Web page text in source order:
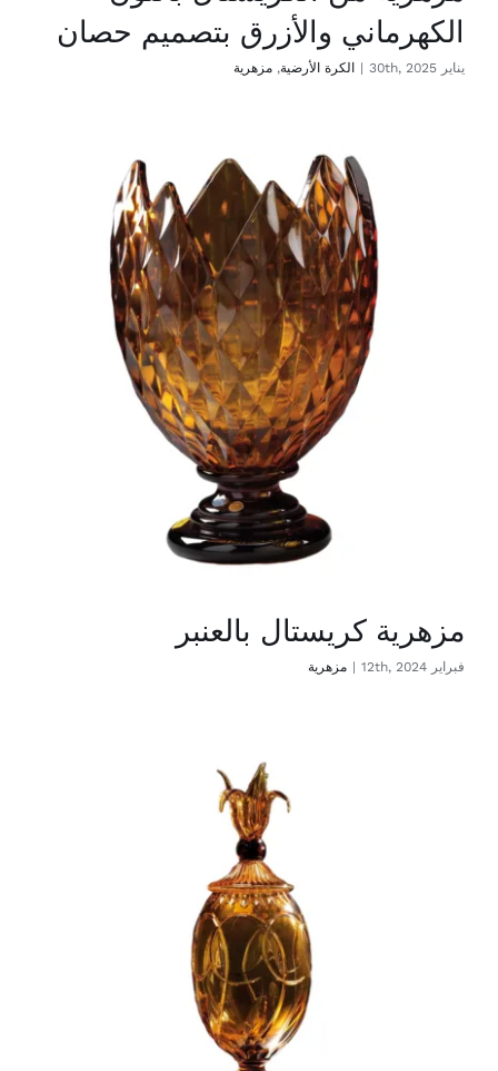
الكهرماني والأزرق بتصميم حصان
يناير 30th, 2025 | الكرة الأرضية, مزهرية
مزهرية كريستال بالعنبر
فبراير 12th, 2024 | مزهرية